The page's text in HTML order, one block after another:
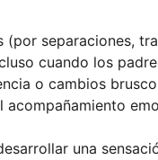
(por separaciones,
cuando los
o cambios
acompañamiento
una